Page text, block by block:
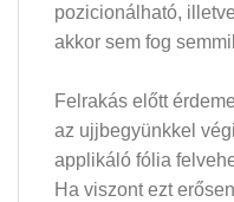
pozicionálható,
akkor sem fog
Felrakás előtt
az ujjbegyünkkel
applikáló fólia
Ha viszont ezt